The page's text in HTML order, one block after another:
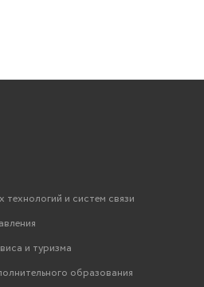
и систем связи
и туризма
образования